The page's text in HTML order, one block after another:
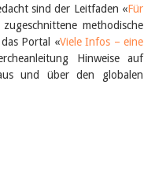
sind der Leitfaden «Für
methodische
Portal «Viele Infos – eine
Hinweise auf
und über den globalen